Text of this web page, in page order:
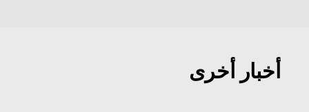
أخبار أخرى